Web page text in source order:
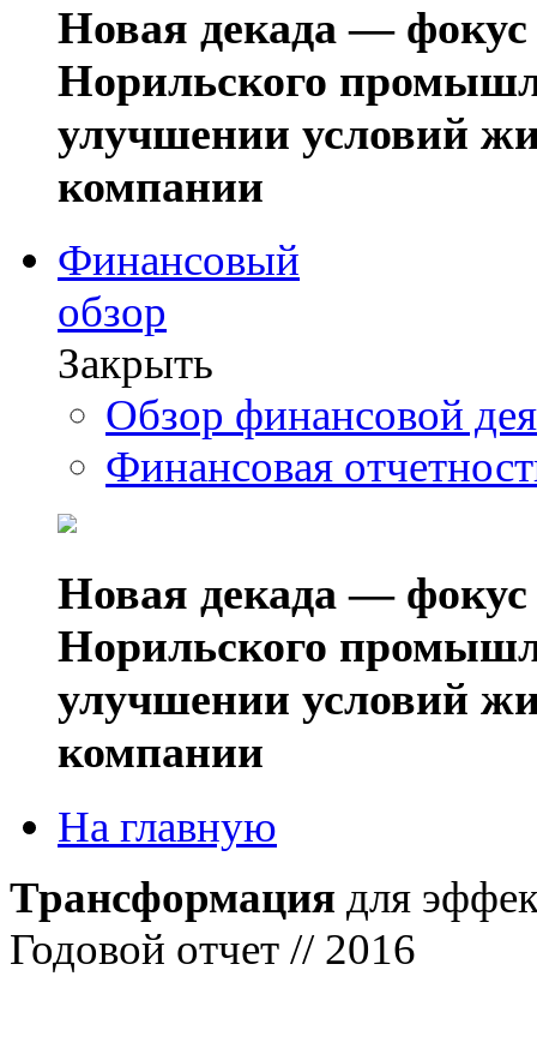
Новая декада — фокус
Норильского
улучшении условий
компании
Финансовый
обзор
Закрыть
Обзор финансовой
Финансовая
Новая декада — фокус
Норильского
улучшении условий
компании
На главную
Трансформация для
Годовой отчет // 2016